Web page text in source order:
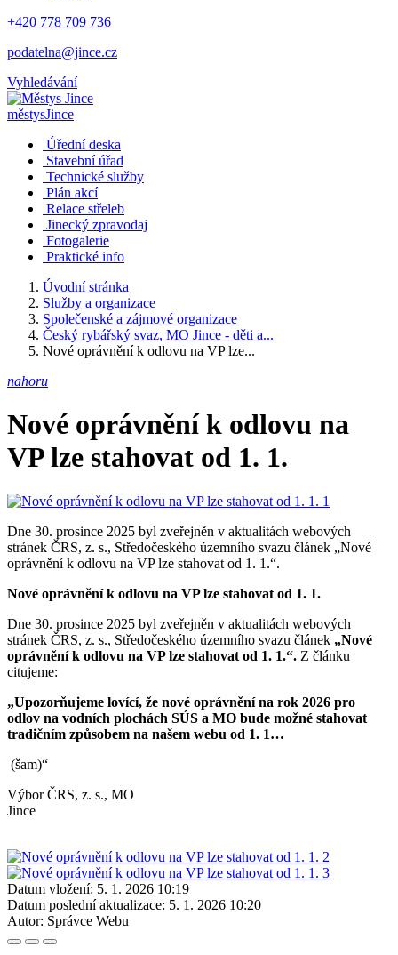
+420 778 709 736
podatelna@jince.cz
Vyhledávání
městysJince
Úřední deska
Stavební úřad
Technické služby
Plán akcí
Relace střeleb
Jinecký zpravodaj
Fotogalerie
Praktické info
Úvodní stránka
Služby a organizace
Společenské a zájmové organizace
Český rybářský svaz, MO Jince - děti a...
Nové oprávnění k odlovu na VP lze...
nahoru
Nové oprávnění k odlovu na
VP lze stahovat od 1. 1.
Dne 30. prosince 2025 byl zveřejněn v aktualitách webových
stránek ČRS, z. s., Středočeského územního svazu článek „Nové
oprávnění k odlovu na VP lze stahovat od 1. 1.“.
Nové oprávnění k odlovu na VP lze stahovat od 1. 1.
Dne 30. prosince 2025 byl zveřejněn v aktualitách webových
stránek ČRS, z. s., Středočeského územního svazu článek „Nové
oprávnění k odlovu na VP lze stahovat od 1. 1.“. Z článku
citujeme:
„Upozorňujeme lovící, že nové oprávnění na rok 2026 pro
odlov na vodních plochách SÚS a MO bude možné stahovat
tradičním způsobem na našem webu od 1. 1…
(šam)“
Výbor ČRS, z. s., MO
Datum vložení: 5. 1. 2026 10:19
Datum poslední aktualizace: 5. 1. 2026 10:20
Autor: Správce Webu